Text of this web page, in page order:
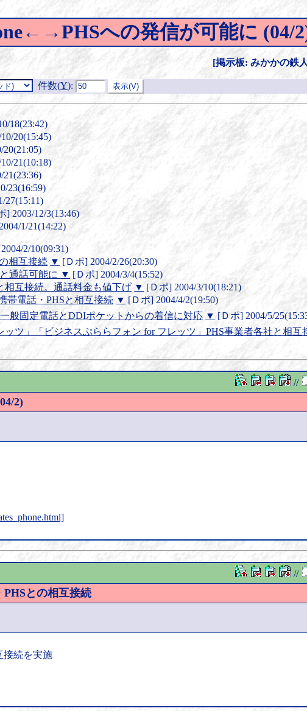
への発信が可能に (04/
[掲示板: みかかの鉄
件数(Y):
18(23:42)
20(15:45)
21(10:18)
23(16:59)
27(15:11)
] 2003/12/3(13:46)
1/21(14:22)
2/10(09:31)
相互接続 ▼ [Ｄポ] 2004/2/26(20:30)
通話可能に ▼ [Ｄポ] 2004/3/4(15:52)
相互接続。通話料金も値下げ ▼ [Ｄポ] 2004/3/10(18:21)
帯電話・PHSと相互接続 ▼ [Ｄポ] 2004/4/2(19:50)
般固定電話とDDIポケットからの着信に対応 ▼ [Ｄポ] 2004/5/
ッツ」「ビジネスぷららフォン for フレッツ」PHS事業者各社と相互
//
2)
//
との相互接続
接続を実施